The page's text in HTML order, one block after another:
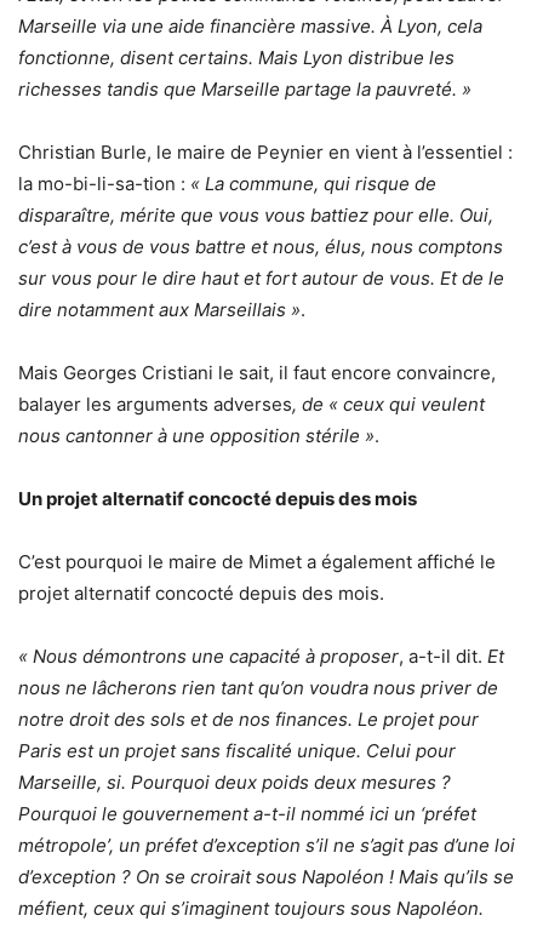
Marseille via une aide financière massive. À Lyon, cela
fonctionne, disent certains. Mais Lyon distribue les
richesses tandis que Marseille partage la pauvreté. »
Christian Burle, le maire de Peynier en vient à l’essentiel :
la mo-bi-li-sa-tion : « La commune, qui risque de
disparaître, mérite que vous vous battiez pour elle. Oui,
c’est à vous de vous battre et nous, élus, nous comptons
sur vous pour le dire haut et fort autour de vous. Et de le
dire notamment aux Marseillais ».
Mais Georges Cristiani le sait, il faut encore convaincre,
balayer les arguments adverses, de « ceux qui veulent
nous cantonner à une opposition stérile ».
Un projet alternatif concocté depuis des mois
C’est pourquoi le maire de Mimet a également affiché le
projet alternatif concocté depuis des mois.
« Nous démontrons une capacité à proposer, a-t-il dit. Et
nous ne lâcherons rien tant qu’on voudra nous priver de
notre droit des sols et de nos finances. Le projet pour
Paris est un projet sans fiscalité unique. Celui pour
Marseille, si. Pourquoi deux poids deux mesures ?
Pourquoi le gouvernement a-t-il nommé ici un ‘préfet
métropole’, un préfet d’exception s’il ne s’agit pas d’une loi
d’exception ? On se croirait sous Napoléon ! Mais qu’ils se
méfient, ceux qui s’imaginent toujours sous Napoléon.